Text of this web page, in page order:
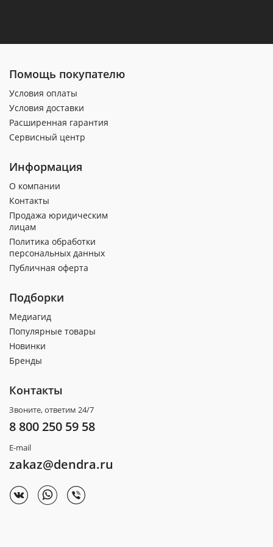
Помощь покупателю
Условия оплаты
Условия доставки
Расширенная гарантия
Сервисный центр
Информация
О компании
Контакты
Продажа юридическим
лицам
Политика обработки
персональных данных
Публичная оферта
Подборки
Медиагид
Популярные товары
Новинки
Бренды
Контакты
Звоните, ответим 24/7
8 800 250 59 58
E-mail
zakaz@dendra.ru